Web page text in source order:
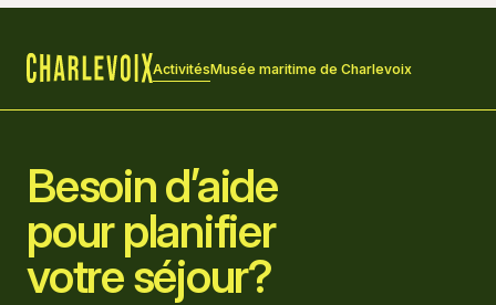
ActivitésMusée maritime de Charlevoix
Besoin d’aide
pour planifier
votre séjour?